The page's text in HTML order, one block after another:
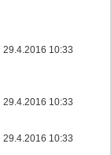
29.4.2016 10:33
29.4.2016 10:33
29.4.2016 10:33